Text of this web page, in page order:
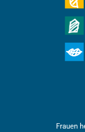
Frauen